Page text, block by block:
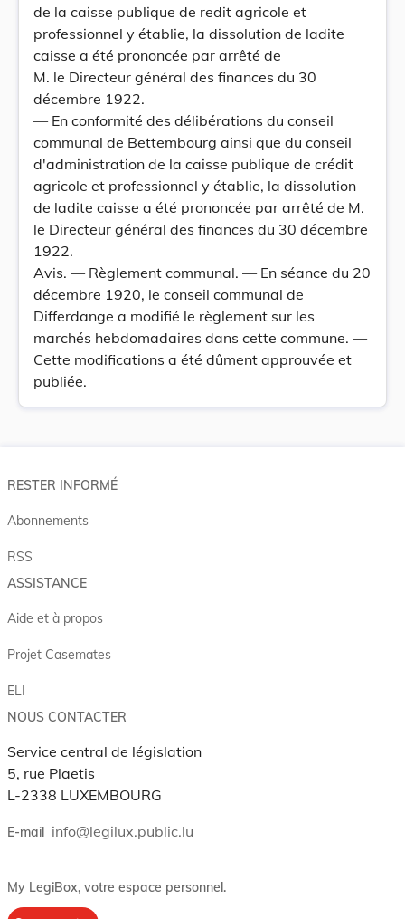
de la caisse publique de redit agricole et
professionnel y établie, la dissolution de ladite
caisse a été prononcée par arrêté de
M. le Directeur général des finances du 30
décembre 1922.
— En conformité des délibérations du conseil
communal de Bettembourg ainsi que du conseil
d'administration de la caisse publique de crédit
agricole et professionnel y établie, la dissolution
de ladite caisse a été prononcée par arrêté de M.
le Directeur général des finances du 30 décembre
1922.
Avis. — Règlement communal. — En séance du 20
décembre 1920, le conseil communal de
Differdange a modifié le règlement sur les
marchés hebdomadaires dans cette commune. —
Cette modifications a été dûment approuvée et
publiée.
RESTER INFORMÉ
Abonnements
RSS
ASSISTANCE
Aide et à propos
Projet Casemates
ELI
NOUS CONTACTER
Service central de législation
5, rue Plaetis
L-2338 LUXEMBOURG
E-mail info@legilux.public.lu
My LegiBox, votre espace personnel.